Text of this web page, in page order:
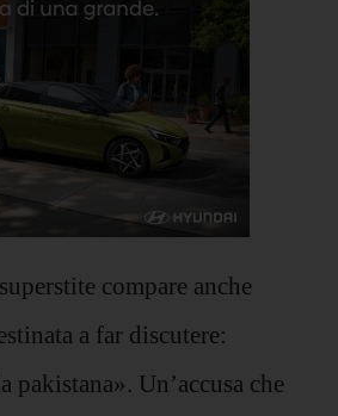
compare anche
a far discutere:
pakistana». Un’accusa che